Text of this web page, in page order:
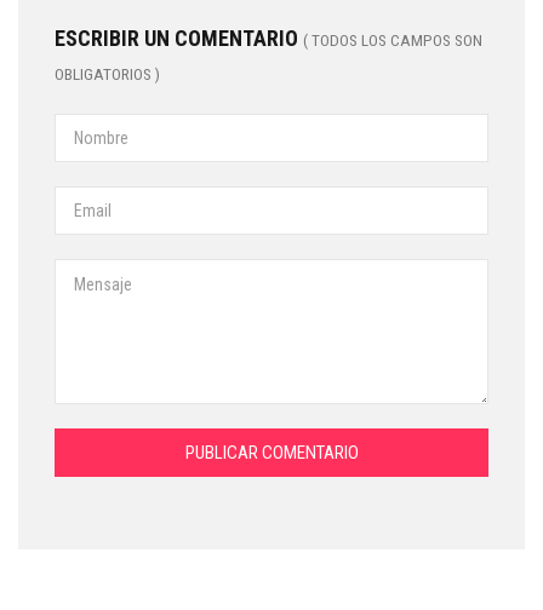
ESCRIBIR UN COMENTARIO ( TODOS LOS CAMPOS SON
OBLIGATORIOS )
PUBLICAR COMENTARIO